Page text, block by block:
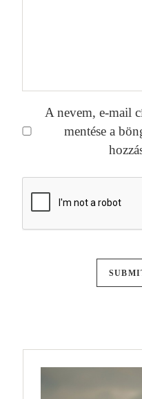
A nevem, e-mail
mentése a